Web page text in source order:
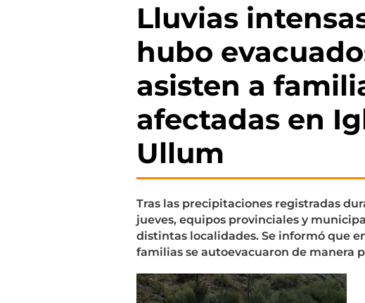
Lluvias
hubo
asisten a
afectadas en
Ullum
Tras las precipitaciones registradas
jueves, equipos provinciales y
distintas localidades. Se informó que
familias se autoevacuaron de manera